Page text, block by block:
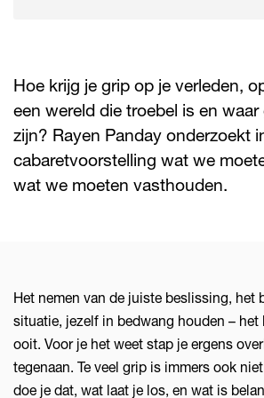
Hoe krijg je grip op je verleden,
een wereld die troebel is en waar
zijn? Rayen Panday onderzoekt
cabaretvoorstelling wat we
wat we moeten vasthouden.
Het nemen van de juiste beslissing, het
situatie, jezelf in bedwang houden – het
ooit. Voor je het weet stap je ergens
tegenaan. Te veel grip is immers ook
doe je dat, wat laat je los, en wat is